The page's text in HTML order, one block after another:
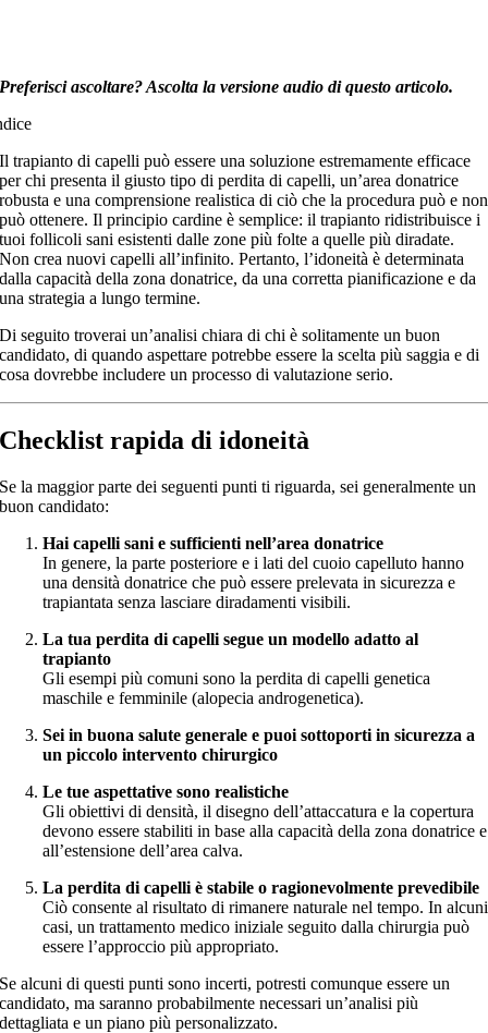
Preferisci ascoltare? Ascolta la versione audio di questo articolo.
Il trapianto di capelli può essere una soluzione estremamente efficace
per chi presenta il giusto tipo di perdita di capelli, un’area donatrice
robusta e una comprensione realistica di ciò che la procedura può e non
può ottenere. Il principio cardine è semplice: il trapianto ridistribuisce i
tuoi follicoli sani esistenti dalle zone più folte a quelle più diradate.
Non crea nuovi capelli all’infinito. Pertanto, l’idoneità è determinata
dalla capacità della zona donatrice, da una corretta pianificazione e da
una strategia a lungo termine.
Di seguito troverai un’analisi chiara di chi è solitamente un buon
candidato, di quando aspettare potrebbe essere la scelta più saggia e di
cosa dovrebbe includere un processo di valutazione serio.
Checklist rapida di idoneità
Se la maggior parte dei seguenti punti ti riguarda, sei generalmente un
buon candidato:
Hai capelli sani e sufficienti nell’area donatrice
In genere, la parte posteriore e i lati del cuoio capelluto hanno
una densità donatrice che può essere prelevata in sicurezza e
trapiantata senza lasciare diradamenti visibili.
La tua perdita di capelli segue un modello adatto al
trapianto
Gli esempi più comuni sono la perdita di capelli genetica
maschile e femminile (alopecia androgenetica).
Sei in buona salute generale e puoi sottoporti in sicurezza a
un piccolo intervento chirurgico
Le tue aspettative sono realistiche
Gli obiettivi di densità, il disegno dell’attaccatura e la copertura
devono essere stabiliti in base alla capacità della zona donatrice e
all’estensione dell’area calva.
La perdita di capelli è stabile o ragionevolmente prevedibile
Ciò consente al risultato di rimanere naturale nel tempo. In alcuni
casi, un trattamento medico iniziale seguito dalla chirurgia può
essere l’approccio più appropriato.
Se alcuni di questi punti sono incerti, potresti comunque essere un
candidato, ma saranno probabilmente necessari un’analisi più
dettagliata e un piano più personalizzato.